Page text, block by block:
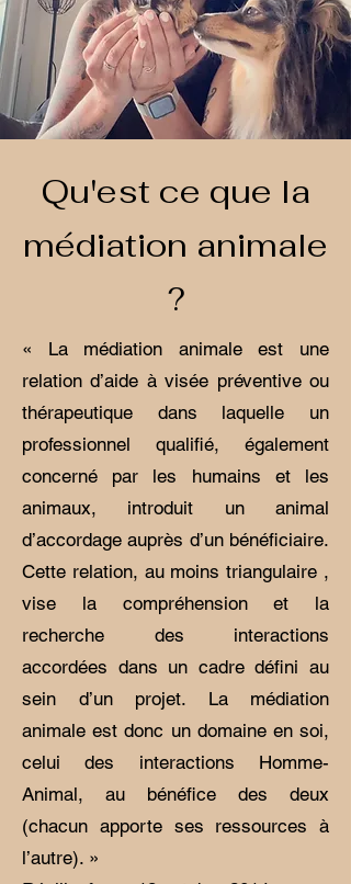
Qu'est ce que la
médiation animale
?
« La médiation animale est une
relation d’aide à visée préventive ou
thérapeutique dans laquelle un
professionnel qualifié, également
concerné par les humains et les
animaux, introduit un animal
d’accordage auprès d’un bénéficiaire.
Cette relation, au moins triangulaire ,
vise la compréhension et la
recherche des interactions
accordées dans un cadre défini au
sein d’un projet. La médiation
animale est donc un domaine en soi,
celui des interactions Homme-
Animal, au bénéfice des deux
(chacun apporte ses ressources à
l’autre). »